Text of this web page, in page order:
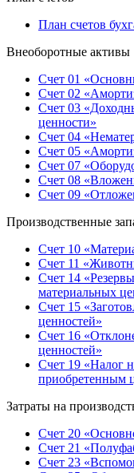
План счетов
Внеоборотные активы
Счет 01
Счет 02
Счет 03
ценности»
Счет 04
Счет 05
Счет 07
Счет 08
Счет 09
Производственные
Счет 10
Счет 11
Счет 14
материальных
Счет 15
ценностей»
Счет 16
ценностей»
Счет 19 «Налог
приобретенным
Затраты на
Счет 20
Счет 21
Счет 23